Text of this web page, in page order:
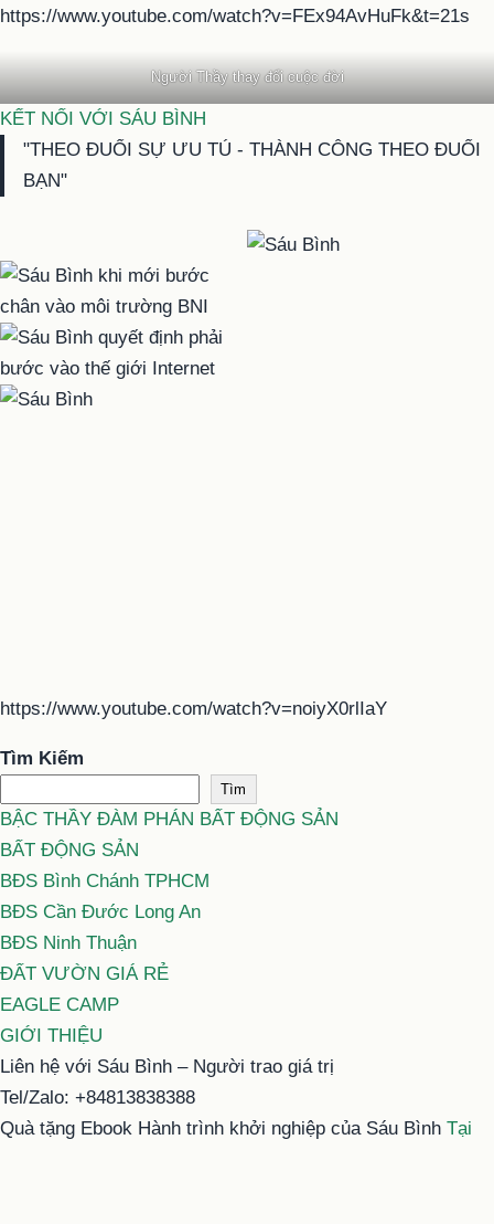
https://www.youtube.com/watch?v=FEx94AvHuFk&t=21s
Người Thầy thay đổi cuộc đời
KẾT NỐI VỚI SÁU BÌNH
"THEO ĐUỔI SỰ ƯU TÚ - THÀNH CÔNG THEO ĐUỔI
BẠN"
https://www.youtube.com/watch?v=noiyX0rlIaY
Tìm Kiếm
Tìm
BẬC THẦY ĐÀM PHÁN BẤT ĐỘNG SẢN
BẤT ĐỘNG SẢN
BĐS Bình Chánh TPHCM
BĐS Cần Đước Long An
BĐS Ninh Thuận
ĐẤT VƯỜN GIÁ RẺ
EAGLE CAMP
GIỚI THIỆU
Liên hệ với Sáu Bình – Người trao giá trị
Tel/Zalo: +84813838388
Quà tặng Ebook Hành trình khởi nghiệp của Sáu Bình Tại